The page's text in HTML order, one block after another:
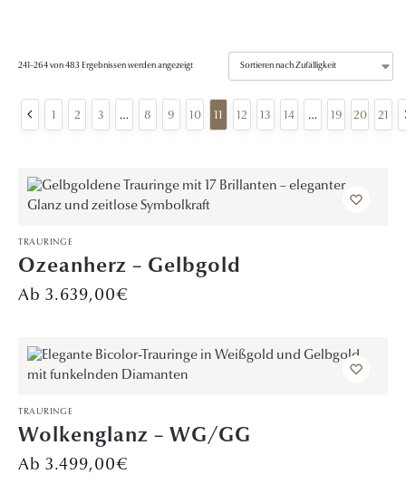
241–264 von 483 Ergebnissen werden angezeigt
1 2 3 … 8 9 10 11 12 13 14 … 19 20 21
TRAURINGE
Ozeanherz – Gelbgold
3.639,00€
TRAURINGE
Wolkenglanz – WG/GG
3.499,00€